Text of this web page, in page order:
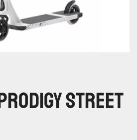
Street